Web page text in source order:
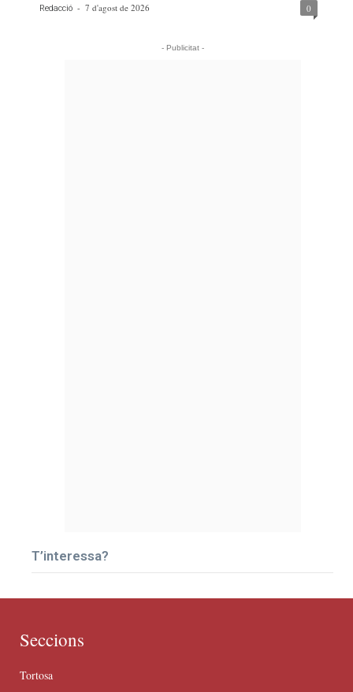
Redacció - 7 d'agost de 2026 0
- Publicitat -
T’interessa?
Seccions
Tortosa